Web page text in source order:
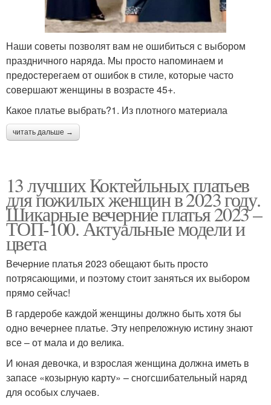
Наши советы позволят вам не ошибиться с выбором
праздничного наряда. Мы просто напоминаем и
предостерегаем от ошибок в стиле, которые часто
совершают женщины в возрасте 45+.
Какое платье выбрать?1. Из плотного материала
читать дальше →
13 лучших Коктейльных платьев
для пожилых женщин в 2023 году.
Шикарные вечерние платья 2023 –
ТОП-100. Актуальные модели и
цвета
Вечерние платья 2023 обещают быть просто
потрясающими, и поэтому стоит заняться их выбором
прямо сейчас!
В гардеробе каждой женщины должно быть хотя бы
одно вечернее платье. Эту непреложную истину знают
все – от мала и до велика.
И юная девочка, и взрослая женщина должна иметь в
запасе «козырную карту» – сногсшибательный наряд
для особых случаев.